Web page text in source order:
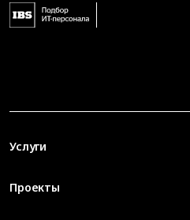
Услуги
Проекты